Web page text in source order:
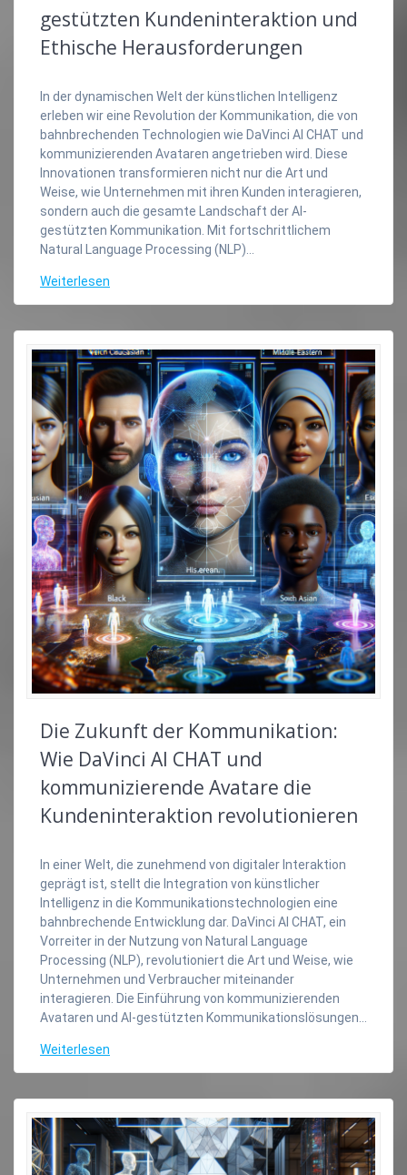
gestützten Kundeninteraktion und
Ethische Herausforderungen
In der dynamischen Welt der künstlichen Intelligenz
erleben wir eine Revolution der Kommunikation, die von
bahnbrechenden Technologien wie DaVinci AI CHAT und
kommunizierenden Avataren angetrieben wird. Diese
Innovationen transformieren nicht nur die Art und
Weise, wie Unternehmen mit ihren Kunden interagieren,
sondern auch die gesamte Landschaft der AI-
gestützten Kommunikation. Mit fortschrittlichem
Natural Language Processing (NLP)…
Weiterlesen
Die Zukunft der Kommunikation:
Wie DaVinci AI CHAT und
kommunizierende Avatare die
Kundeninteraktion revolutionieren
In einer Welt, die zunehmend von digitaler Interaktion
geprägt ist, stellt die Integration von künstlicher
Intelligenz in die Kommunikationstechnologien eine
bahnbrechende Entwicklung dar. DaVinci AI CHAT, ein
Vorreiter in der Nutzung von Natural Language
Processing (NLP), revolutioniert die Art und Weise, wie
Unternehmen und Verbraucher miteinander
interagieren. Die Einführung von kommunizierenden
Avataren und AI-gestützten Kommunikationslösungen…
Weiterlesen